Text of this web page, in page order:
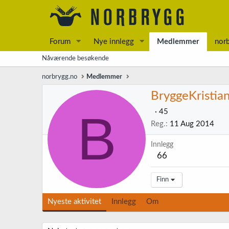
Forum Nye innlegg Medlemmer
Nåværende besøkende
norbrygg.no Medlemmer
B
BryggeKristian
· 45
Reg.
11 Aug 2014
Innlegg
66
Finn
Nyeste aktivitet Innlegg Om